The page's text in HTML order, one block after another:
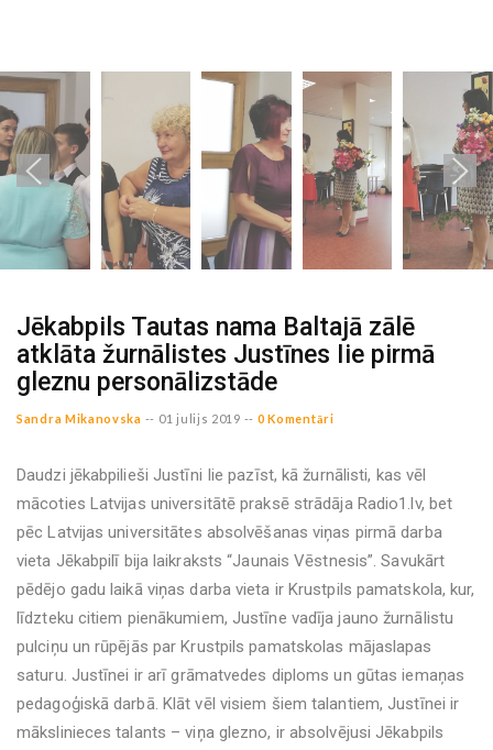
Jēkabpils Tautas nama Baltajā zālē
atklāta žurnālistes Justīnes Iie pirmā
gleznu personālizstāde
Sandra Mikanovska -- 01 julijs 2019 -- 0 Komentāri
Daudzi jēkabpilieši Justīni Iie pazīst, kā žurnālisti, kas vēl
mācoties Latvijas universitātē praksē strādāja Radio1.lv, bet
pēc Latvijas universitātes absolvēšanas viņas pirmā darba
vieta Jēkabpilī bija laikraksts “Jaunais Vēstnesis”. Savukārt
pēdējo gadu laikā viņas darba vieta ir Krustpils pamatskola, kur,
līdzteku citiem pienākumiem, Justīne vadīja jauno žurnālistu
pulciņu un rūpējās par Krustpils pamatskolas mājaslapas
saturu. Justīnei ir arī grāmatvedes diploms un gūtas iemaņas
pedagoģiskā darbā. Klāt vēl visiem šiem talantiem, Justīnei ir
mākslinieces talants – viņa glezno, ir absolvējusi Jēkabpils